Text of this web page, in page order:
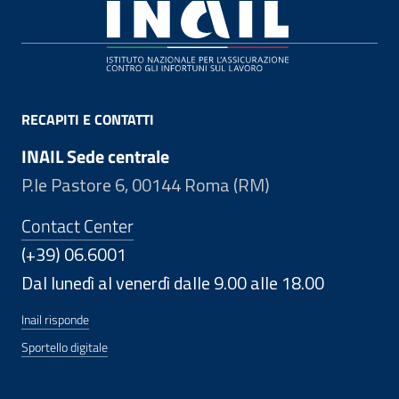
RECAPITI E CONTATTI
INAIL Sede centrale
P.le Pastore 6, 00144 Roma (RM)
Contact Center
(+39) 06.6001
Dal lunedì al venerdì dalle 9.00 alle 18.00
Inail risponde
Sportello digitale